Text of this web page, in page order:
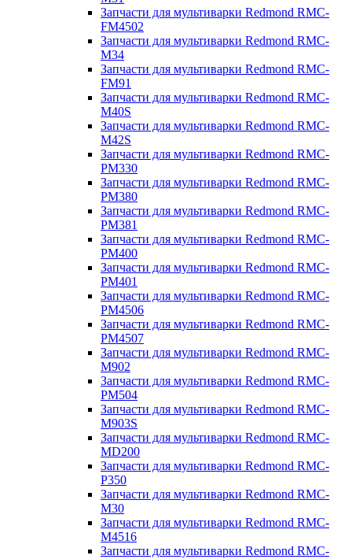
Запчасти для мультиварки Redmond RMC-
FM4502
Запчасти для мультиварки Redmond RMC-
M34
Запчасти для мультиварки Redmond RMC-
FM91
Запчасти для мультиварки Redmond RMC-
M40S
Запчасти для мультиварки Redmond RMC-
M42S
Запчасти для мультиварки Redmond RMC-
PM330
Запчасти для мультиварки Redmond RMC-
PM380
Запчасти для мультиварки Redmond RMC-
PM381
Запчасти для мультиварки Redmond RMC-
PM400
Запчасти для мультиварки Redmond RMC-
PM401
Запчасти для мультиварки Redmond RMC-
PM4506
Запчасти для мультиварки Redmond RMC-
PM4507
Запчасти для мультиварки Redmond RMC-
M902
Запчасти для мультиварки Redmond RMC-
PM504
Запчасти для мультиварки Redmond RMC-
M903S
Запчасти для мультиварки Redmond RMC-
MD200
Запчасти для мультиварки Redmond RMC-
P350
Запчасти для мультиварки Redmond RMC-
M30
Запчасти для мультиварки Redmond RMC-
M4516
Запчасти для мультиварки Redmond RMC-